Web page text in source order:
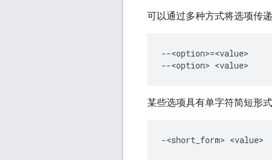
可以通过多种方式将选项传
--<option>=<value>
某些选项具有单字符简短形